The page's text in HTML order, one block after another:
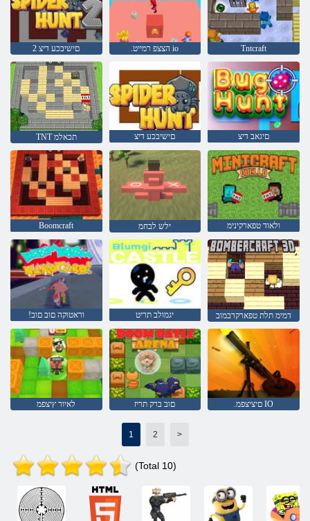
2 םישיבכע דיצ .הצצפ רמייט io Tntcraft
TNT תכאלמ םישיבכע דיצ םיגאב דיצ
Boomcraft ילש לבחמ ולאוד טפארקינימ
!וראטוקה םוב םוב יגמולב תריט דמימ תלת טפארקרבמוב
לאיור ץיצפמ םוב ברק תריז .םיציצפמ IO
1 2 >
(Total 10)